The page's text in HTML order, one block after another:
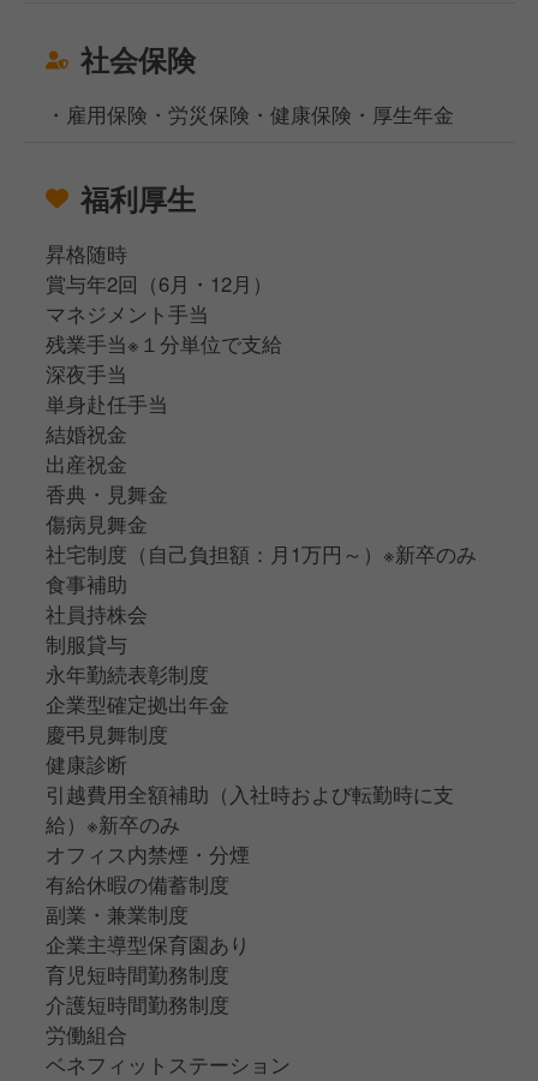
社会保険
・雇用保険・労災保険・健康保険・厚生年金
福利厚生
昇格随時
賞与年2回（6月・12月）
マネジメント手当
残業手当※１分単位で支給
深夜手当
単身赴任手当
結婚祝金
出産祝金
香典・見舞金
傷病見舞金
社宅制度（自己負担額：月1万円～）※新卒のみ
食事補助
社員持株会
制服貸与
永年勤続表彰制度
企業型確定拠出年金
慶弔見舞制度
健康診断
引越費用全額補助（入社時および転勤時に支
給）※新卒のみ
オフィス内禁煙・分煙
有給休暇の備蓄制度
副業・兼業制度
企業主導型保育園あり
育児短時間勤務制度
介護短時間勤務制度
労働組合
ベネフィットステーション